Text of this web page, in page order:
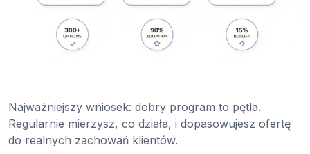
Najważniejszy wniosek: dobry program to pętla.
Regularnie mierzysz, co działa, i dopasowujesz ofertę
do realnych zachowań klientów.